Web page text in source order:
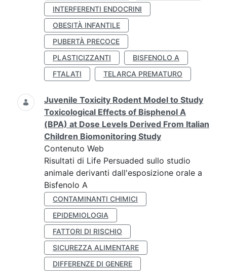
INTERFERENTI ENDOCRINI
OBESITÀ INFANTILE
PUBERTÀ PRECOCE
PLASTICIZZANTI
BISFENOLO A
FTALATI
TELARCA PREMATURO
Juvenile Toxicity Rodent Model to Study
Toxicological Effects of Bisphenol A
(BPA) at Dose Levels Derived From Italian
Children Biomonitoring Study
Contenuto Web
Risultati di Life Persuaded sullo studio
animale derivanti dall'esposizione orale a
Bisfenolo A
CONTAMINANTI CHIMICI
EPIDEMIOLOGIA
FATTORI DI RISCHIO
SICUREZZA ALIMENTARE
DIFFERENZE DI GENERE